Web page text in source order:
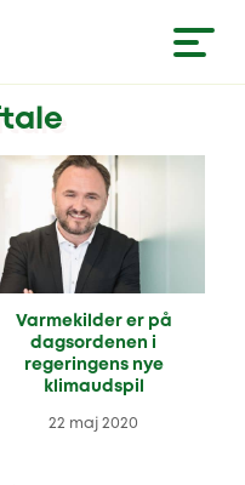
Varmekilder er på
dagsordenen i
regeringens nye
klimaudspil
22 maj 2020